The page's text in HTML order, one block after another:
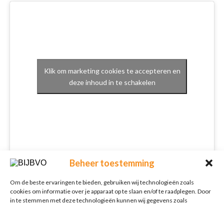
Beheer toestemming
Om de beste ervaringen te bieden, gebruiken wij technologieën zoals
cookies om informatie over je apparaat op te slaan en/of te raadplegen. Door
in te stemmen met deze technologieën kunnen wij gegevens zoals
Klik om marketing cookies te accepteren en
deze inhoud in te schakelen
Schrijf je in voor onze nieuwsbrief
Nieuwsbrief
E-mailadres*